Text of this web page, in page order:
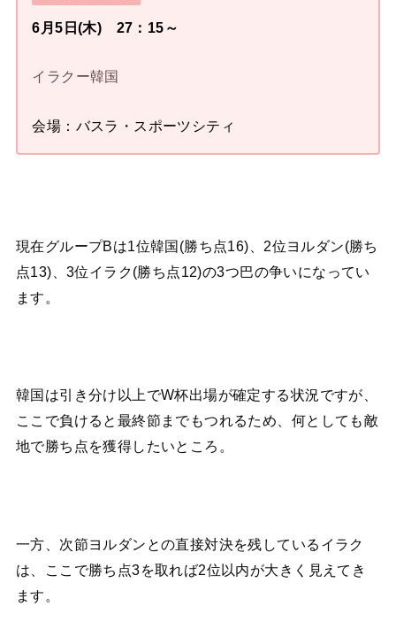
6月5日(木) 27：15～
イラクー韓国
会場：バスラ・スポーツシティ
現在グループBは1位韓国(勝ち点16)、2位ヨルダン(勝ち
点13)、3位イラク(勝ち点12)の3つ巴の争いになってい
ます。
韓国は引き分け以上でW杯出場が確定する状況ですが、
ここで負けると最終節までもつれるため、何としても敵
地で勝ち点を獲得したいところ。
一方、次節ヨルダンとの直接対決を残しているイラク
は、ここで勝ち点3を取れば2位以内が大きく見えてき
ます。